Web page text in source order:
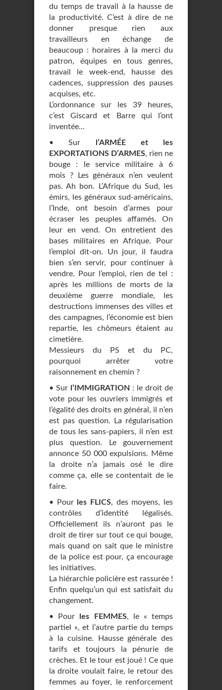
du temps de travail à la hausse de
la productivité. C’est à dire de ne
donner presque rien aux
travailleurs en échange de
beaucoup : horaires à la merci du
patron, équipes en tous genres,
travail le week-end, hausse des
cadences, suppression des pauses
acquises, etc.
L’ordonnance sur les 39 heures,
c’est Giscard et Barre qui l’ont
inventée...
• Sur
l’ARMÉE et les
EXPORTATIONS D’ARMES, rien ne
bouge : le service militaire à 6
mois ? Les généraux n’en veulent
pas. Ah bon. L’Afrique du Sud, les
émirs, les généraux sud-américains,
l’Inde, ont besoin d’armes pour
écraser les peuples affamés. On
leur en vend. On entretient des
bases militaires en Afrique. Pour
l’emploi dit-on. Un jour, il faudra
bien s’en servir, pour continuer à
vendre. Pour l’emploi, rien de tel :
après les millions de morts de la
deuxième guerre mondiale, les
destructions immenses des villes et
des campagnes, l’économie est bien
repartie, les chômeurs étaient au
cimetière.
Messieurs du PS et du PC,
pourquoi arrêter votre
raisonnement en chemin ?
• Sur
l’IMMIGRATION : le droit de
vote pour les ouvriers immigrés et
l’égalité des droits en général, il n’en
est pas question. La régularisation
de tous les sans-papiers, il n’en est
plus question. Le gouvernement
annonce 50 000 expulsions. Même
la droite n’a jamais osé le dire
comme ça, elle se contentait de le
faire.
• Pour
les FLICS, des moyens, les
contrôles d’identité légalisés.
Officiellement ils n’auront pas le
droit de tirer sur tout ce qui bouge,
mais quand on sait que le ministre
de la police est pour, ça encourage
les initiatives.
La hiérarchie policière est rassurée !
Enfin quelqu’un qui est satisfait du
changement.
• Pour
les FEMMES, le « temps
partiel », et l’autre partie du temps
à la cuisine. Hausse générale des
tarifs et toujours la pénurie de
crèches. Et le tour est joué ! Ce que
la droite voulait faire, le retour des
femmes au foyer, le renforcement